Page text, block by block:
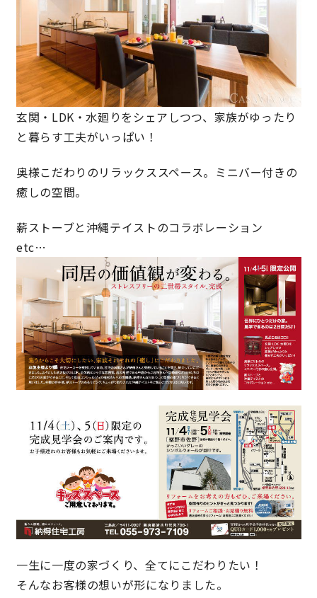
納得リフォームスタジオ nattoku リノベ
分譲住宅･不動産 スタッフブログ
施工事例
お知らせ 土地情報
動画ギャラリー
サイトマップ プライバシーポリシー
よくある質問
CLOSE
玄関・LDK・水廻りをシェアしつつ、家族がゆったり
と暮らす工夫がいっぱい！
奥様こだわりのリラックススペース。ミニバー付きの
癒しの空間。
薪ストーブと沖縄テイストのコラボレーション
etc…
一生に一度の家づくり、全てにこだわりたい！
そんなお客様の想いが形になりました。